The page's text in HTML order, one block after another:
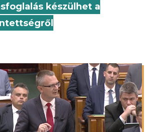
készülhet a